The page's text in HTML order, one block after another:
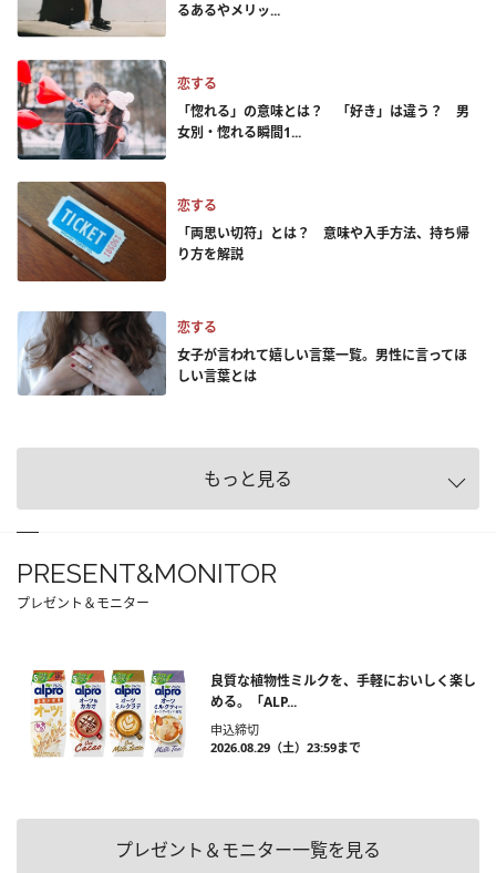
るあるやメリッ...
恋する
「惚れる」の意味とは？ 「好き」は違う？ 男
女別・惚れる瞬間1...
恋する
「両思い切符」とは？ 意味や入手方法、持ち帰
り方を解説
恋する
女子が言われて嬉しい言葉一覧。男性に言ってほ
しい言葉とは
もっと見る
PRESENT&MONITOR
プレゼント＆モニター
良質な植物性ミルクを、手軽においしく楽し
める。「ALP...
申込締切
2026.08.29（土）23:59まで
プレゼント＆モニター一覧を見る